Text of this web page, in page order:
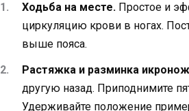
Ходьба на месте. Простое и
циркуляцию крови в ногах.
выше пояса.
Растяжка и разминка
другую назад. Приподнимите
Удерживайте положение